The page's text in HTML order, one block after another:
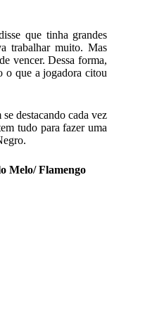
que tinha grandes
trabalhar muito. Mas
vencer. Dessa forma,
o que a jogadora citou
destacando cada vez
tudo para fazer uma
Melo/ Flamengo